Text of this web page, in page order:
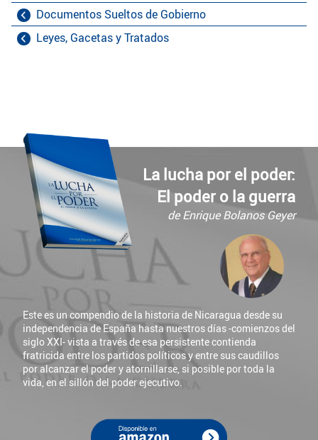
Documentos Sueltos de Gobierno
Leyes, Gacetas y Tratados
La lucha por el poder:
El poder o la guerra
de Enrique Bolanos Geyer
Este es un compendio de la historia de Nicaragua desde su
independencia de España hasta nuestros días -comienzos del
siglo XXI- vista a través de esa persistente contienda
fratricida entre los partidos políticos y entre sus caudillos
por alcanzar el poder y atornillarse, si posible por toda la
vida, en el sillón del poder ejecutivo.